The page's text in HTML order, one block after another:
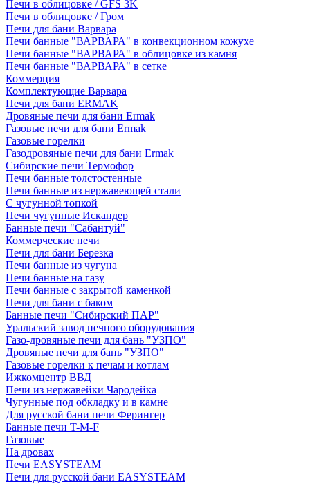
Печи в облицовке / GFS 3K
Печи в облицовке / Гром
Печи для бани Варвара
Печи банные "ВАРВАРА" в конвекционном кожухе
Печи банные "ВАРВАРА" в облицовке из камня
Печи банные "ВАРВАРА" в сетке
Коммерция
Комплектующие Варвара
Печи для бани ERMAK
Дровяные печи для бани Ermak
Газовые печи для бани Ermak
Газовые горелки
Газодровяные печи для бани Ermak
Сибирские печи Термофор
Печи банные толстостенные
Печи банные из нержавеющей стали
С чугунной топкой
Печи чугунные Искандер
Банные печи "Сабантуй"
Коммерческие печи
Печи для бани Березка
Печи банные из чугуна
Печи банные на газу
Печи банные с закрытой каменкой
Печи для бани с баком
Банные печи "Сибирский ПАР"
Уральский завод печного оборудования
Газо-дровяные печи для бань "УЗПО"
Дровяные печи для бань "УЗПО"
Газовые горелки к печам и котлам
Ижкомцентр ВВД
Печи из нержавейки Чародейка
Чугунные под обкладку и в камне
Для русской бани печи Ферингер
Банные печи T-M-F
Газовые
На дровах
Печи EASYSTEAM
Печи для русской бани EASYSTEAM